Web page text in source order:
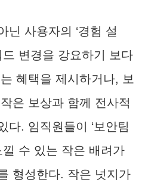
닌 사용자의 ‘경험 설
드 변경을 강요하기 보다
혜택을 제시하거나, 보
은 보상과 함께 전사적
다. 임직원들이 ‘보안팀
낄 수 있는 작은 배려가
형성한다. 작은 넛지가